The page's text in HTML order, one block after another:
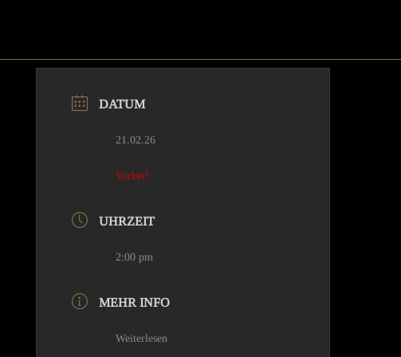
DATUM
21.02.26
Vorbei!
UHRZEIT
2:00 pm
MEHR INFO
Weiterlesen